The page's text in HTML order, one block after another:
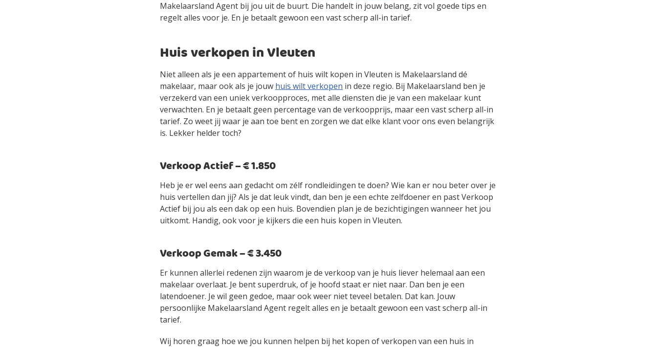
Makelaarsland Agent bij jou uit de buurt. Die handelt in jouw belang, zit vol goede tips en
regelt alles voor je. En je betaalt gewoon een vast scherp all-in tarief.
Huis verkopen in Vleuten
Niet alleen als je een appartement of huis wilt kopen in Vleuten is Makelaarsland dé
makelaar, maar ook als je jouw huis wilt verkopen in deze regio. Bij Makelaarsland ben je
verzekerd van een uniek verkoopproces, met alle diensten die je van een makelaar kunt
verwachten. En je betaalt geen percentage van de verkoopprijs, maar een vast scherp all-in
tarief. Zo weet jij waar je aan toe bent en zorgen we dat elke klant voor ons even belangrijk
is. Lekker helder toch?
Verkoop Actief – € 1.850
Heb je er wel eens aan gedacht om zélf rondleidingen te doen? Wie kan er nou beter over je
huis vertellen dan jij? Als je dat leuk vindt, dan ben je een echte zelfdoener en past Verkoop
Actief bij jou als een dak op een huis. Bovendien plan je de bezichtigingen wanneer het jou
uitkomt. Handig, ook voor je kijkers die een huis kopen in Vleuten.
Verkoop Gemak – € 3.450
Er kunnen allerlei redenen zijn waarom je de verkoop van je huis liever helemaal aan een
makelaar overlaat. Je bent superdruk, of je hoofd staat er niet naar. Dan ben je een
latendoener. Je wil geen gedoe, maar ook weer niet teveel betalen. Dat kan. Jouw
persoonlijke Makelaarsland Agent regelt alles en je betaalt gewoon een vast scherp all-in
tarief.
Wij horen graag hoe we jou kunnen helpen bij het kopen of verkopen van een huis in